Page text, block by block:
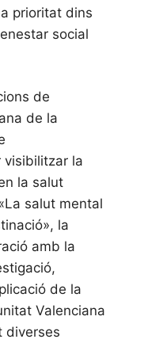
prioritat dins
social
de
de la
visibilitzar la
la salut
salut mental
la
amb la
de la
Valenciana
diverses